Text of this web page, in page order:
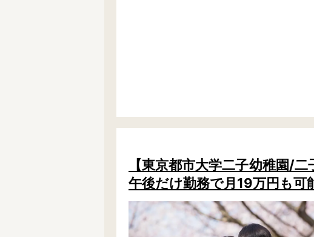
【東京都市大学二子幼稚園/
午後だけ勤務で月19万円も可